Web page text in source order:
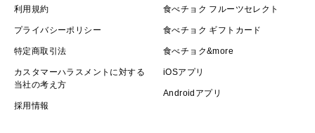
利用規約
プライバシーポリシー
特定商取引法
カスタマーハラスメントに対する
当社の考え方
採用情報
食べチョク フルーツセレクト
食べチョク ギフトカード
食べチョク&more
iOSアプリ
Androidアプリ